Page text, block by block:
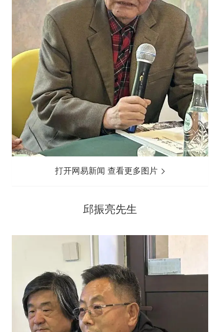
打开网易新闻 查看更多图片
邱振亮先生